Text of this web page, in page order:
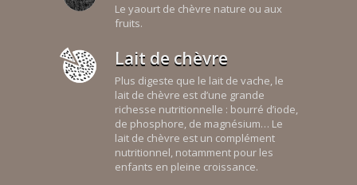
Le yaourt de chèvre nature ou aux
fruits.
Lait de chèvre
Plus digeste que le lait de vache, le
lait de chèvre est d’une grande
richesse nutritionnelle : bourré d’iode,
de phosphore, de magnésium… Le
lait de chèvre est un complément
nutritionnel, notamment pour les
enfants en pleine croissance.